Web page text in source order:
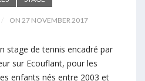
ON 27 NOVEMBER 2017
stage de tennis encadré par
sur Ecouflant, pour les
enfants nés entre 2003 et